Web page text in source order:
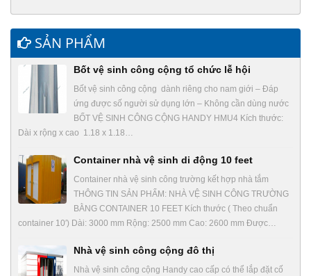
SẢN PHẨM
Bốt vệ sinh công cộng tổ chức lễ hội
Bốt vệ sinh công cộng dành riêng cho nam giới – Đáp
ứng được số người sử dụng lớn – Không cần dùng nước
BỐT VỆ SINH CÔNG CỘNG HANDY HMU4 Kích thước:
Dài x rộng x cao 1.18 x 1.18…
Container nhà vệ sinh di động 10 feet
Container nhà vệ sinh công trường kết hợp nhà tắm
THÔNG TIN SẢN PHẨM: NHÀ VỆ SINH CÔNG TRƯỜNG
BẰNG CONTAINER 10 FEET Kích thước ( Theo chuẩn
container 10′) Dài: 3000 mm Rộng: 2500 mm Cao: 2600 mm Được…
Nhà vệ sinh công cộng đô thị
Nhà vệ sinh công cộng Handy cao cấp có thể lắp đặt cố